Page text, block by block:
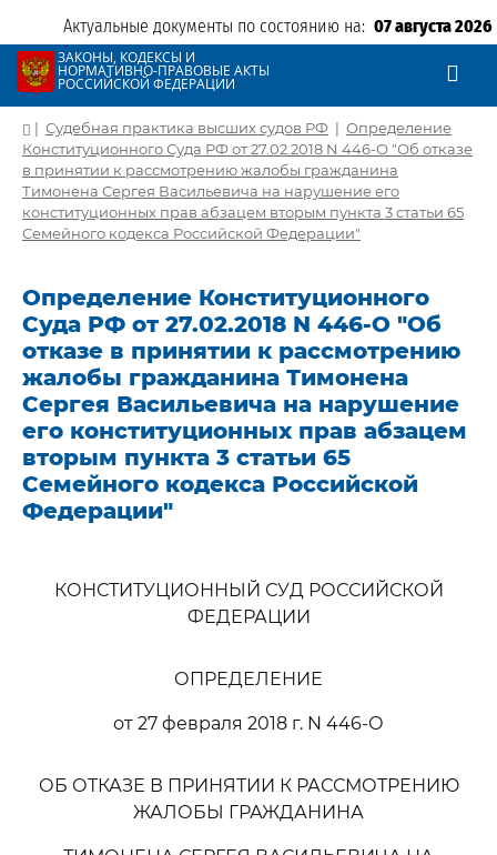
Актуальные документы по состоянию на: 07 августа 2026
ЗАКОНЫ, КОДЕКСЫ И
НОРМАТИВНО-ПРАВОВЫЕ АКТЫ
РОССИЙСКОЙ ФЕДЕРАЦИИ
| Судебная практика высших судов РФ | Определение
Конституционного Суда РФ от 27.02.2018 N 446-О "Об отказе
в принятии к рассмотрению жалобы гражданина
Тимонена Сергея Васильевича на нарушение его
конституционных прав абзацем вторым пункта 3 статьи 65
Семейного кодекса Российской Федерации"
Определение Конституционного
Суда РФ от 27.02.2018 N 446-О "Об
отказе в принятии к рассмотрению
жалобы гражданина Тимонена
Сергея Васильевича на нарушение
его конституционных прав абзацем
вторым пункта 3 статьи 65
Семейного кодекса Российской
Федерации"
КОНСТИТУЦИОННЫЙ СУД РОССИЙСКОЙ
ФЕДЕРАЦИИ
ОПРЕДЕЛЕНИЕ
от 27 февраля 2018 г. N 446-О
ОБ ОТКАЗЕ В ПРИНЯТИИ К РАССМОТРЕНИЮ
ЖАЛОБЫ ГРАЖДАНИНА